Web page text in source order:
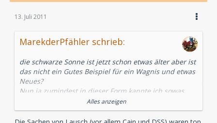
13. Juli 2011
MarekderPfähler schrieb:
die schwarze Sonne ist jetzt schon etwas älter aber ist
das nicht ein Gutes Beispiel für ein Wagnis und etwas
Neues?
Nun ja zumindest in dieser Form kannte ich sowas
Sifi meinte ich halt Rhodan und Brandis was immerhin
Alles anzeigen